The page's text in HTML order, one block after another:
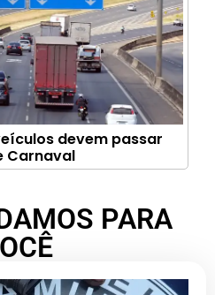
devem passar
Carnaval
PARA